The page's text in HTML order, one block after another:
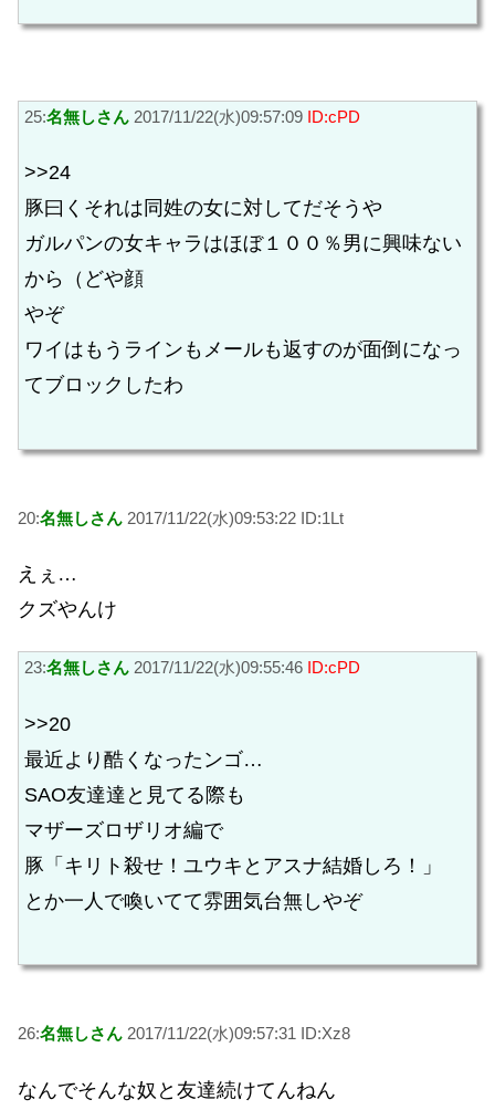
25:名無しさん 2017/11/22(水)09:57:09 ID:cPD
>>24
豚曰くそれは同姓の女に対してだそうや
ガルパンの女キャラはほぼ１００％男に興味ない
から（どや顔
やぞ
ワイはもうラインもメールも返すのが面倒になっ
てブロックしたわ
20:名無しさん 2017/11/22(水)09:53:22 ID:1Lt
えぇ…
クズやんけ
23:名無しさん 2017/11/22(水)09:55:46 ID:cPD
>>20
最近より酷くなったンゴ…
SAO友達達と見てる際も
マザーズロザリオ編で
豚「キリト殺せ！ユウキとアスナ結婚しろ！」
とか一人で喚いてて雰囲気台無しやぞ
26:名無しさん 2017/11/22(水)09:57:31 ID:Xz8
なんでそんな奴と友達続けてんねん